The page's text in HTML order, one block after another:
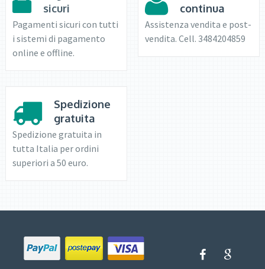
sicuri
Pagamenti sicuri con tutti
i sistemi di pagamento
online e offline.
continua
Assistenza vendita e post-
vendita. Cell. 3484204859
Spedizione
gratuita
Spedizione gratuita in
tutta Italia per ordini
superiori a 50 euro.